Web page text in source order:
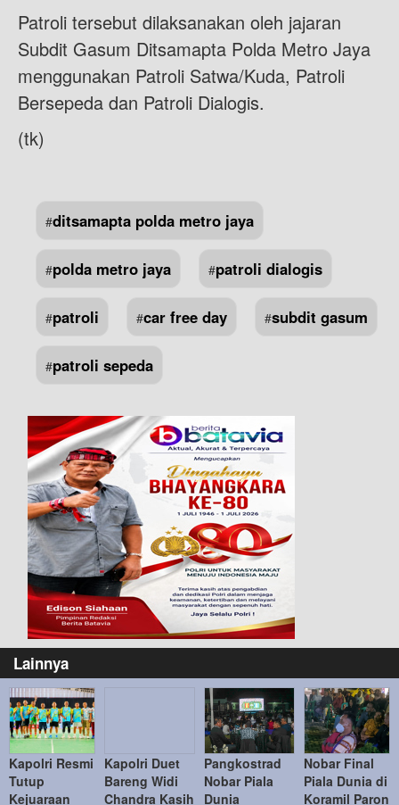
Patroli tersebut dilaksanakan oleh jajaran
Subdit Gasum Ditsamapta Polda Metro Jaya
menggunakan Patroli Satwa/Kuda, Patroli
Bersepeda dan Patroli Dialogis.
(tk)
#ditsamapta polda metro jaya
#polda metro jaya #patroli dialogis
#patroli #car free day #subdit gasum
#patroli sepeda
Lainnya
Kapolri Resmi
Tutup
Kejuaraan
Kapolri Duet
Bareng Widi
Chandra Kasih
Pangkostrad
Nobar Piala
Dunia
Nobar Final
Piala Dunia di
Koramil Paron